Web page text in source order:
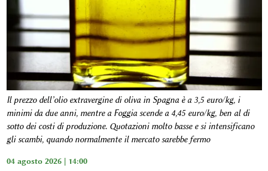
Il prezzo dell’olio extravergine di oliva in Spagna è a 3,5 euro/kg, i
minimi da due anni, mentre a Foggia scende a 4,45 euro/kg, ben al di
sotto dei costi di produzione. Quotazioni molto basse e si intensificano
gli scambi, quando normalmente il mercato sarebbe fermo
04 agosto 2026 | 14:00